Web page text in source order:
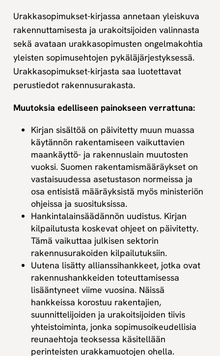
Urakkasopimukset-kirjassa annetaan yleiskuva
rakennuttamisesta ja urakoitsijoiden valinnasta
sekä avataan urakkasopimusten ongelmakohtia
yleisten sopimusehtojen pykäläjärjestyksessä.
Urakkasopimukset-kirjasta saa luotettavat
perustiedot rakennusurakasta.
Muutoksia edelliseen painokseen verrattuna:
Kirjan sisältöä on päivitetty muun muassa
käytännön rakentamiseen vaikuttavien
maankäyttö- ja rakennuslain muutosten
vuoksi. Suomen rakentamismääräykset on
vastaisuudessa asetustason normeissa ja
osa entisistä määräyksistä myös ministeriön
ohjeissa ja suosituksissa.
Hankintalainsäädännön uudistus. Kirjan
kilpailutusta koskevat ohjeet on päivitetty.
Tämä vaikuttaa julkisen sektorin
rakennusurakoiden kilpailutuksiin.
Uutena lisätty allianssihankkeet, jotka ovat
rakennushankkeiden toteuttamisessa
lisääntyneet viime vuosina. Näissä
hankkeissa korostuu rakentajien,
suunnittelijoiden ja urakoitsijoiden tiivis
yhteistoiminta, jonka sopimusoikeudellisia
reunaehtoja teoksessa käsitellään
perinteisten urakkamuotojen ohella.